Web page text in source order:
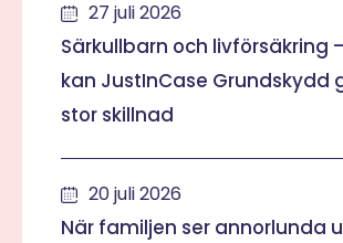
27 juli 2026
Särkullbarn och livförsäkring
kan JustInCase Grundskydd
stor skillnad
20 juli 2026
När familjen ser annorlunda